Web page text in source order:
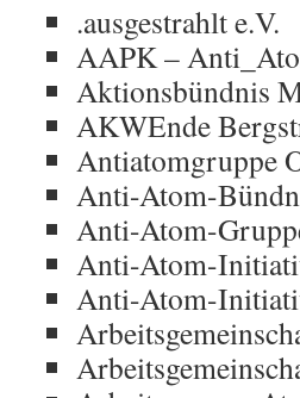
.ausgestrahlt e.V.
AAPK –
Aktionsbündnis
AKWEnde
Antiatomgruppe
Anti-Atom-
Anti-Atom-
Anti-Atom-
Anti-Atom-